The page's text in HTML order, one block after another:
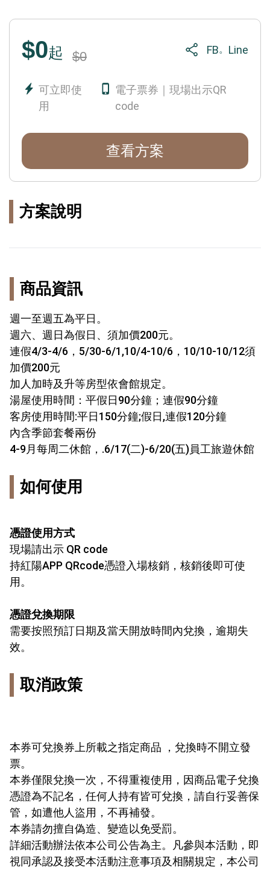
$0起 $0 FB。 Line
可立即使
用
電子票券｜現場出示QR
code
查看方案
方案說明
商品資訊
週一至週五為平日。
週六、週日為假日、須加價200元。
連假4/3-4/6，5/30-6/1,10/4-10/6，10/10-10/12須
加價200元
加人加時及升等房型依會館規定。
湯屋使用時間：平假日90分鐘；連假90分鐘
客房使用時間:平日150分鐘;假日,連假120分鐘
內含季節套餐兩份
4-9月每周二休館，.6/17(二)-6/20(五)員工旅遊休館
如何使用
憑證使用方式
現場請出示 QR code
持紅陽APP QRcode憑證入場核銷，核銷後即可使
用。
憑證兌換期限
需要按照預訂日期及當天開放時間內兌換，逾期失
效。
取消政策
本券可兌換券上所載之指定商品 ，兌換時不開立發
票。
本券僅限兌換一次，不得重複使用，因商品電子兌換
憑證為不記名，任何人持有皆可兌換，請自行妥善保
管，如遭他人盜用，不再補發。
本券請勿擅自偽造、變造以免受罰。
詳細活動辦法依本公司公告為主。凡參與本活動，即
視同承認及接受本活動注意事項及相關規定，本公司